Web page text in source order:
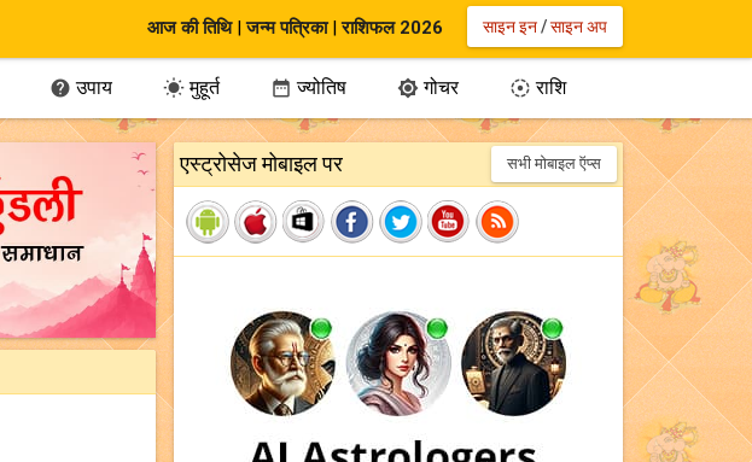
आज की तिथि|जन्म पत्रिका|राशिफल 2026 साइन इन/साइन अप
 उपाय मुहूर्त  ज्योतिष  गोचर  राशि
एस्ट्रोसेज मोबाइल पर सभी मोबाइल ऍप्स